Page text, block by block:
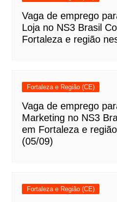
Vaga de emprego
Loja no NS3 Brasil
Fortaleza e região
Fortaleza e Região (CE)
Vaga de emprego
Marketing no NS3
em Fortaleza e
(05/09)
Fortaleza e Região (CE)